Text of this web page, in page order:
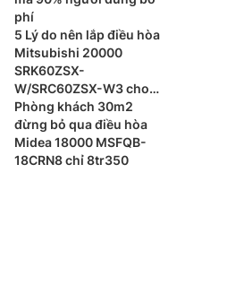
phí
5 Lý do nên lắp điều hòa
Mitsubishi 20000
SRK60ZSX-
W/SRC60ZSX-W3 cho
phòng khách
Phòng khách 30m2
đừng bỏ qua điều hòa
Midea 18000 MSFQB-
18CRN8 chỉ 8tr350